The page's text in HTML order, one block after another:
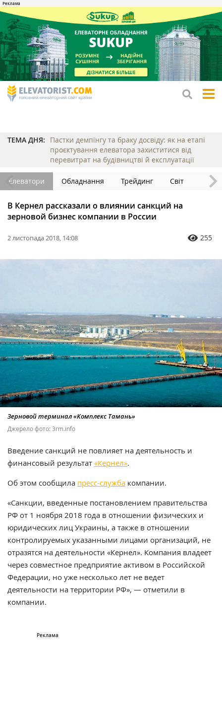
ТЕМА ДНЯ:
Пастки демпінгу та браку досвіду: як на етапі
проєктування елеватора захиститися від
перевитрат на будівництві й експлуатації
Елеватори Обладнання Трейдинг Світ
В Кернел рассказали о влиянии санкций на
зерновой бизнес компании в России
2 листопада 2018, 14:08 255
Зерновой терминал «Комплекс Тамань»
Джерело фото: 3rm.info
Введение санкций не повлияет на деятельность и
финансовый результат «Кернел».
Об этом сообщила пресс-служба компании.
«Санкции, введенные постановлением правительства
РФ от 1 ноября 2018 года в отношении физических и
юридических лиц Украины, а также в отношении
контролируемых указанными лицами организаций, не
отразятся на деятельности «Кернел». Компания владеет
через совместное предприятие активом в Российской
Федерации, но уже несколько лет не ведет
деятельности на территории РФ», — отметили в
компании.